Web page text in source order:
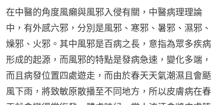
在中醫的角度風癩與風邪入侵有關，中醫病理理論
中，有外感六邪，分別是風邪、寒邪、暑邪、濕邪、
燥邪、火邪。其中風邪是百病之長，意指為眾多疾病
形成的起源，而風邪的特點是發病急速，變化多端，
而且病發位置四處遊走，而由於春天天氣潮濕且會颳
風下雨，將致敏原散播至不同地方，所以皮膚病在春